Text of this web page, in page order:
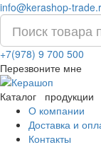
info@kerashop-
+7(978) 9 700 500
Перезвоните мне
Каталог
продукции
О компании
Доставка и
Контакты